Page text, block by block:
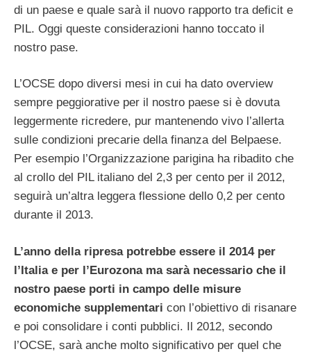
di un paese e quale sarà il nuovo rapporto tra deficit e
PIL. Oggi queste considerazioni hanno toccato il
nostro pase.
L’OCSE dopo diversi mesi in cui ha dato overview
sempre peggiorative per il nostro paese si è dovuta
leggermente ricredere, pur mantenendo vivo l’allerta
sulle condizioni precarie della finanza del Belpaese.
Per esempio l’Organizzazione parigina ha ribadito che
al crollo del PIL italiano del 2,3 per cento per il 2012,
seguirà un’altra leggera flessione dello 0,2 per cento
durante il 2013.
L’anno della ripresa potrebbe essere il 2014 per
l’Italia e per l’Eurozona ma sarà necessario che il
nostro paese porti in campo delle misure
economiche supplementari con l’obiettivo di risanare
e poi consolidare i conti pubblici. Il 2012, secondo
l’OCSE, sarà anche molto significativo per quel che